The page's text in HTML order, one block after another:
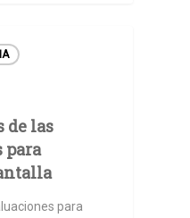
de las
para
para